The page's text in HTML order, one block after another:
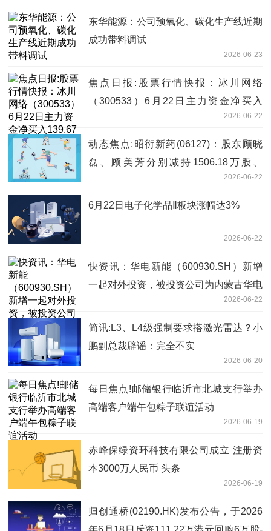
东华能源：公司预氧化、碳化生产线近期
成功带料调试
2026-06-23
焦点日报:股票行情快报：冰川网络
（300533）6月22日主力资金净买入
2026-06-22
动态焦点:昭衍新药(06127)：股东顾晓
磊、顾美芳分别减持1506.18万股、
2026-06-22
6月22日电子化学品Ⅱ板块涨幅达3%
2026-06-22
快资讯：华电新能（600930.SH）新增
一起对外投资，被投资公司为内蒙古华电
2026-06-22
简讯:L3、L4级强制要求搭激光雷达？小
鹏副总裁辟谣：完全不实
2026-06-20
每日焦点!邮储银行临沂市北城支行举办
高端客户端午包粽子联谊活动
2026-06-19
赤峰保绿资环科技有限公司成立 注册资
本3000万人民币 头条
2026-06-19
归创通桥(02190.HK)发布公告，于2026